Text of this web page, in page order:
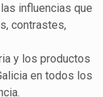
influencias que
contrastes,
y los productos
en todos los